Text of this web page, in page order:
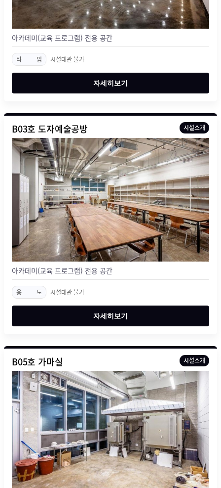
아카데미(교육 프로그램) 전용 공간
타 입 시설대관 불가
자세히보기
B03호 도자예술공방 시설소개
아카데미(교육 프로그램) 전용 공간
용 도 시설대관 불가
자세히보기
B05호 가마실 시설소개